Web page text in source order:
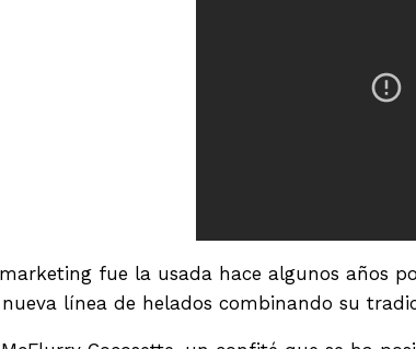
fue la usada hace algunos años
línea de helados combinando su